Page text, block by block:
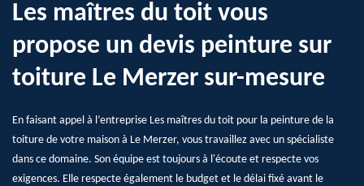
Les maîtres du toit vous
propose un devis peinture sur
toiture Le Merzer sur-mesure
En faisant appel à l’entreprise Les maîtres du toit pour la peinture de la
toiture de votre maison à Le Merzer, vous travaillez avec un spécialiste
dans ce domaine. Son équipe est toujours à l'écoute et respecte vos
exigences. Elle respecte également le budget et le délai fixé avant le